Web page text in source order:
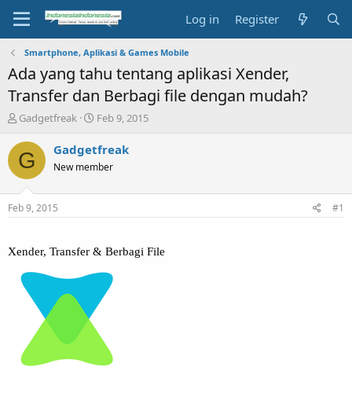
Log in Register
Smartphone, Aplikasi & Games Mobile
Ada yang tahu tentang aplikasi Xender,
Transfer dan Berbagi file dengan mudah?
T
r
e
a
s
t
t
e
r
Gadgetfreak
S
a
r
t
Feb 9, 2015
G Gadgetfreak
New member
Feb 9, 2015 #1
Xender, Transfer & Berbagi File